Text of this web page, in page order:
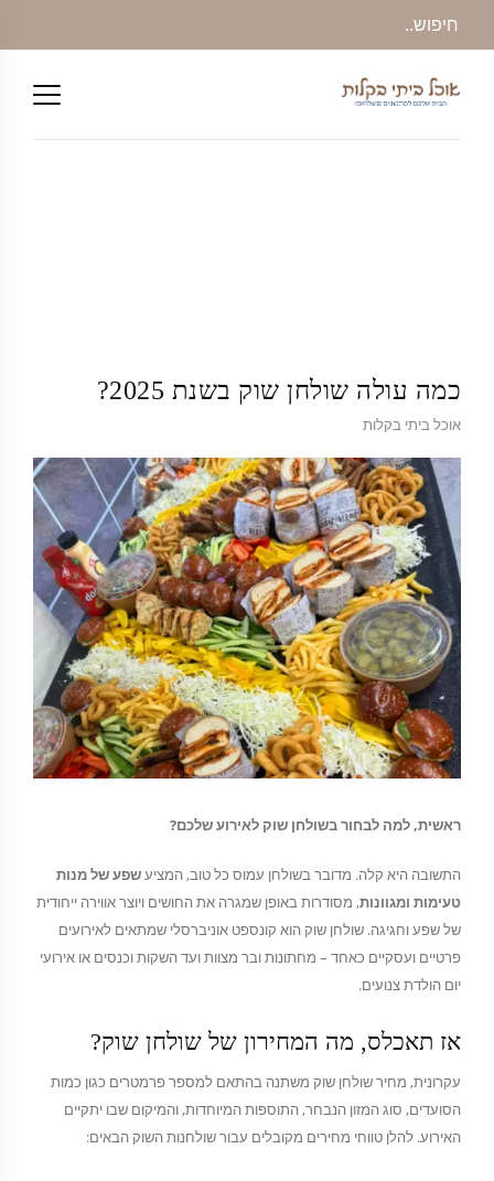
כמה עולה שולחן שוק בשנת 2025?
אוכל ביתי בקלות
ראשית, למה לבחור בשולחן שוק לאירוע שלכם?
התשובה היא קלה. מדובר בשולחן עמוס כל טוב, המציעשפע של מנות
טעימות ומגוונות, מסודרות באופן שמגרה את החושים ויוצר אווירה ייחודית
של שפע וחגיגה. שולחן שוק הוא קונספט אוניברסלי שמתאים לאירועים
פרטיים ועסקיים כאחד – מחתונות ובר מצוות ועד השקות וכנסים או אירועי
יום הולדת צנועים.
אז תאכלס, מה המחירון של שולחן שוק?
עקרונית, מחיר שולחן שוק משתנה בהתאם למספר פרמטרים כגון כמות
הסועדים, סוג המזון הנבחר, התוספות המיוחדות, והמיקום שבו יתקיים
האירוע. להלן טווחי מחירים מקובלים עבור שולחנות השוק הבאים: